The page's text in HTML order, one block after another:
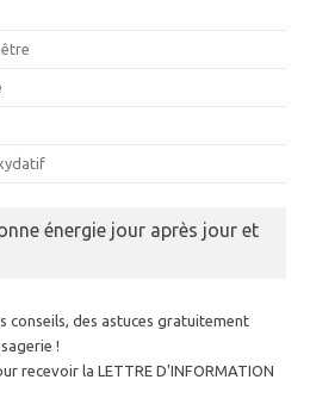
énergie jour après jour et
conseils, des astuces gratuitement
!
recevoir la LETTRE D'INFORMATION